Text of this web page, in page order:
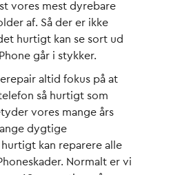
vores mest dyrebare
af. Så der er ikke
hurtigt kan se sort ud
går i stykker.
altid fokus på at
så hurtigt som
vores mange års
dygtige
kan reparere alle
Normalt er vi